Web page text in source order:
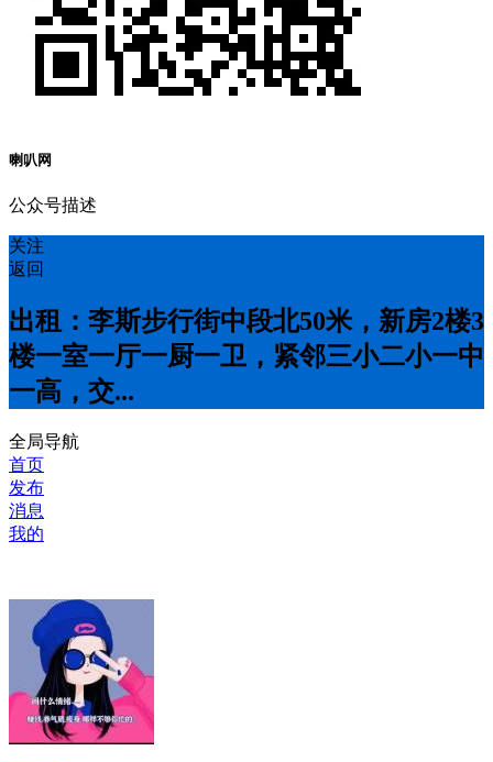
喇叭网
公众号描述
关注
返回
出租：李斯步行街中段北50米，新房2楼3
楼一室一厅一厨一卫，紧邻三小二小一中
一高，交...
全局导航
首页
发布
消息
我的